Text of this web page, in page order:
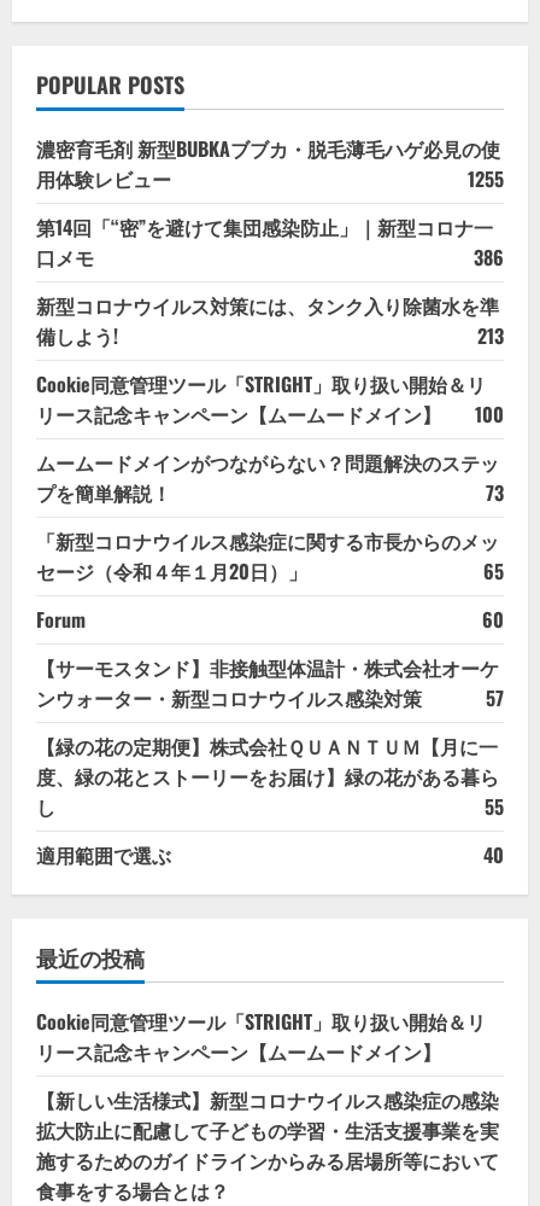
POPULAR POSTS
濃密育毛剤 新型BUBKAブブカ・脱毛薄毛ハゲ必見の使
用体験レビュー
1255
第14回「“密”を避けて集団感染防止」｜新型コロナ一
口メモ
386
新型コロナウイルス対策には、タンク入り除菌水を準
備しよう!
213
Cookie同意管理ツール「STRIGHT」取り扱い開始＆リ
リース記念キャンペーン【ムームードメイン】
100
ムームードメインがつながらない？問題解決のステッ
プを簡単解説！
73
「新型コロナウイルス感染症に関する市長からのメッ
セージ（令和４年１月20日）」
65
Forum
60
【サーモスタンド】非接触型体温計・株式会社オーケ
ンウォーター・新型コロナウイルス感染対策
57
【緑の花の定期便】株式会社ＱＵＡＮＴＵＭ【月に一
度、緑の花とストーリーをお届け】緑の花がある暮ら
し
55
適用範囲で選ぶ
40
最近の投稿
Cookie同意管理ツール「STRIGHT」取り扱い開始＆リ
リース記念キャンペーン【ムームードメイン】
【新しい生活様式】新型コロナウイルス感染症の感染
拡大防止に配慮して子どもの学習・生活支援事業を実
施するためのガイドラインからみる居場所等において
食事をする場合とは？